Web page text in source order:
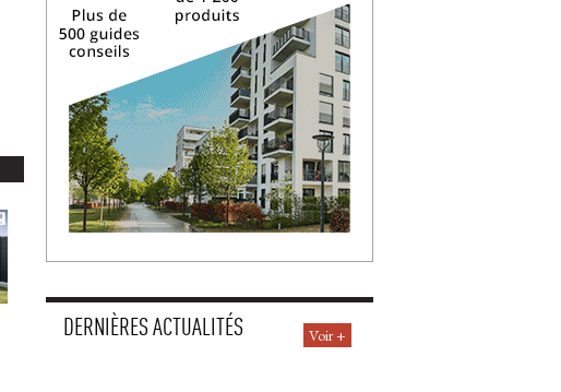
DERNIÈRES ACTUALITÉS Voir +